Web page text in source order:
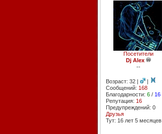
Посетители
Dj Alex
--
Возраст: 32 |
|
Сообщений: 168
Благодарности: 6/ 16
Репутация: 16
Предупреждений: 0
Друзья
Тут: 16 лет 5 месяцев